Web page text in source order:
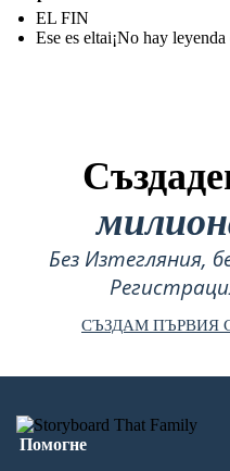
EL FIN
Ese es eltai¡No hay
Без Изтегляния,
СЪЗДАМ ПЪРВИЯ
Помогне